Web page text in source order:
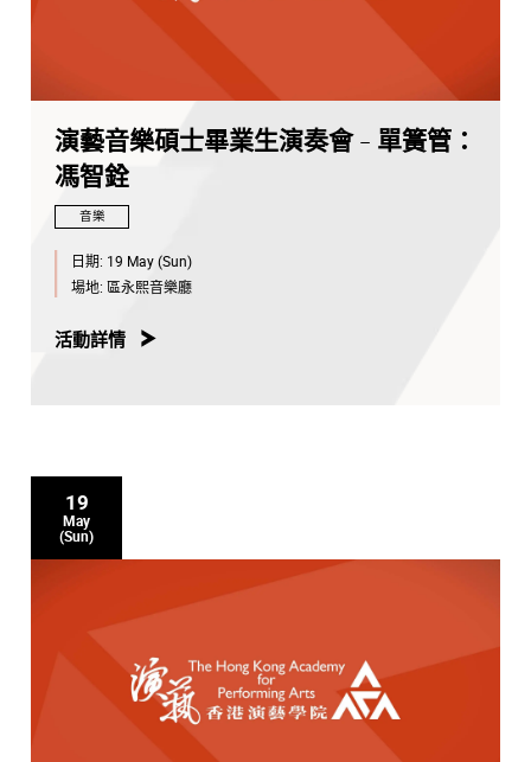
演藝音樂碩士畢業生演奏會 - 單簧管：
馮智銓
音樂
日期: 19 May (Sun)
場地: 區永熙音樂廳
活動詳情
19
May
(Sun)